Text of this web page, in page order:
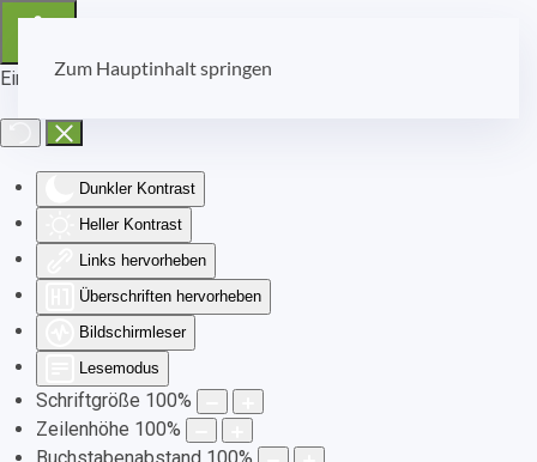
Eingabehilfen öffnen
Dunkler Kontrast
Heller Kontrast
Links hervorheben
Überschriften hervorheben
Bildschirmleser
Lesemodus
Schriftgröße 100%
Zeilenhöhe 100%
Zum Hauptinhalt springen